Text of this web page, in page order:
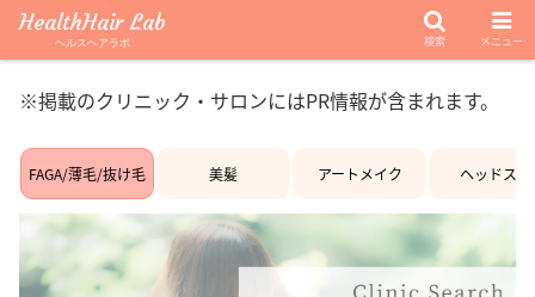
※掲載のクリニック・サロンにはPR情報が含まれます。
FAGA/薄毛/抜け毛 美髪 アートメイク ヘッドスパ
HealthHair Lab
ヘルスヘアラボ 検索 メニュー